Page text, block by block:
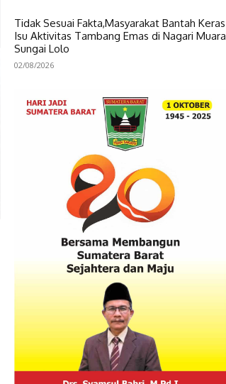
Tidak Sesuai Fakta,Masyarakat Bantah Keras
Isu Aktivitas Tambang Emas di Nagari Muara
Sungai Lolo
02/08/2026